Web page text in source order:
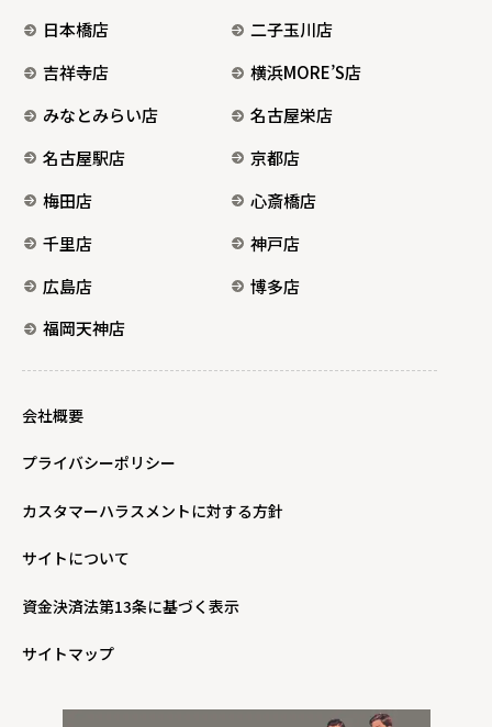
日本橋店
二子玉川店
吉祥寺店
横浜MORE’S店
みなとみらい店
名古屋栄店
名古屋駅店
京都店
梅田店
心斎橋店
千里店
神戸店
広島店
博多店
福岡天神店
会社概要
プライバシーポリシー
カスタマーハラスメントに対する方針
サイトについて
資金決済法第13条に基づく表示
サイトマップ